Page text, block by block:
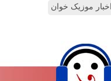
اخبار موزیک خوان